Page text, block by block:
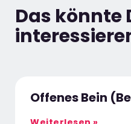
Das könnte
Offenes Bein